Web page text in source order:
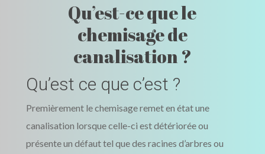
Qu’est-ce que le
chemisage de
canalisation ?
Qu’est ce que c’est ?
Premièrement le chemisage remet en état une
canalisation lorsque celle-ci est détériorée ou
présente un défaut tel que des racines d’arbres ou